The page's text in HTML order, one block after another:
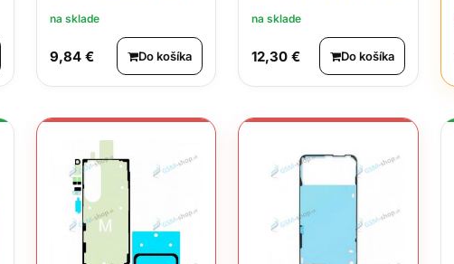
na sklade
9,84 € Do košíka
na sklade
12,30 € Do košíka